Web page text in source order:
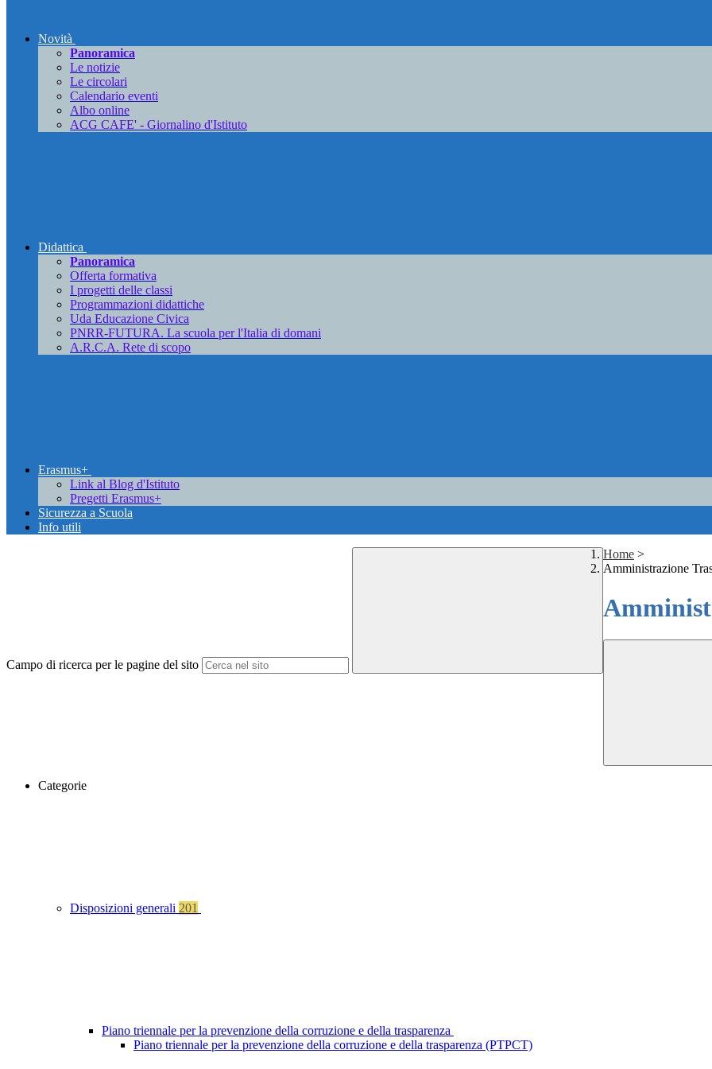
Novità
Panoramica
Le notizie
Le circolari
Calendario eventi
Albo online
ACG CAFE' - Giornalino d'Istituto
Didattica
Panoramica
Offerta formativa
I progetti delle classi
Programmazioni didattiche
Uda Educazione Civica
PNRR-FUTURA. La scuola per l'Italia di domani
A.R.C.A. Rete di scopo
Erasmus+
Link al Blog d'Istituto
Pregetti Erasmus+
Sicurezza a Scuola
Info utili
Campo di ricerca per le pagine del sito
Home >
Amministrazione
Categorie
Disposizioni generali 201
Piano triennale per la prevenzione della corruzione e della trasparenza
Piano triennale per la prevenzione della corruzione e della trasparenza (PTPCT)